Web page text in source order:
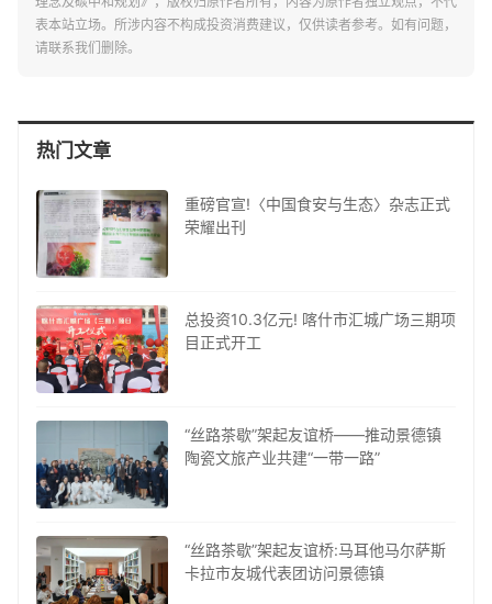
表本站立场。所涉内容不构成投资消费建议，仅供读者参考。如有问题，
请联系我们删除。
热门文章
重磅官宣!〈中国食安与生态〉杂志正式
荣耀出刊
总投资10.3亿元! 喀什市汇城广场三期项
目正式开工
“丝路茶歇”架起友谊桥——推动景德镇
陶瓷文旅产业共建“一带一路”
“丝路茶歇”架起友谊桥:马耳他马尔萨斯
卡拉市友城代表团访问景德镇